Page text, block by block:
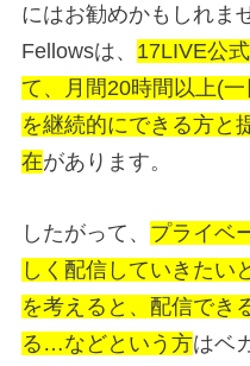
にはお勧めかもしれま
Fellowsは、 17LIVE公
て、月間20時間以上(
を継続的にできる方と
在があります。
したがって、 プライベ
しく配信していきたい
を考えると、配信でき
る…などという方はベ